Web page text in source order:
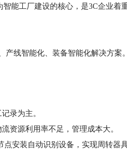
能工厂建设的核心，是3C企业着
线智能化、装备智能化解决方案。
录为主。
资源利用率不足，管理成本大。
安装自动识别设备，实现周转器